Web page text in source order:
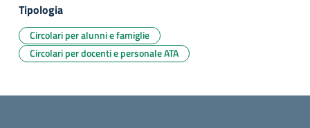
Tipologia
Circolari per alunni e famiglie
Circolari per docenti e personale ATA